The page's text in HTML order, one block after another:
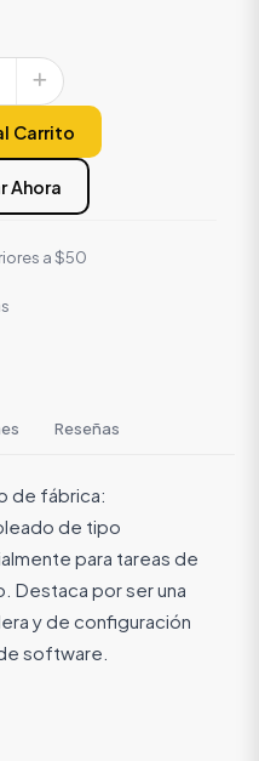
Carrito
Ahora
a $50
Reseñas
de fábrica:
de tipo
para tareas de
Destaca por ser una
y de configuración
software.